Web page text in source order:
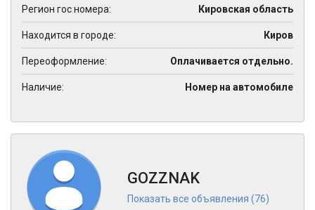
Регион гос номера: Кировская область
Находится в городе: Киров
Переоформление: Оплачивается отдельно.
Наличие: Номер на автомобиле
GOZZNAK
Показать все объявления (76)